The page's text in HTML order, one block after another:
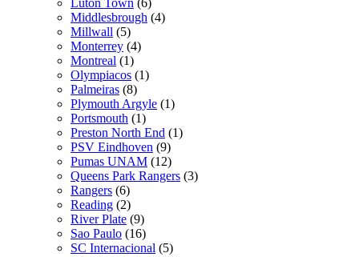
Luton Town (6)
Middlesbrough (4)
Millwall (5)
Monterrey (4)
Montreal (1)
Olympiacos (1)
Palmeiras (8)
Plymouth Argyle (1)
Portsmouth (1)
Preston North End (1)
PSV Eindhoven (9)
Pumas UNAM (12)
Queens Park Rangers (3)
Rangers (6)
Reading (2)
River Plate (9)
Sao Paulo (16)
SC Internacional (5)